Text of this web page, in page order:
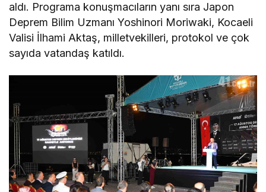
aldı. Programa konuşmacıların yanı sıra Japon
Deprem Bilim Uzmanı Yoshinori Moriwaki, Kocaeli
Valisi İlhami Aktaş, milletvekilleri, protokol ve çok
sayıda vatandaş katıldı.